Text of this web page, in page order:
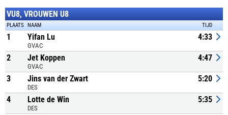
VU8, VROUWEN U8
PLAATS NAAM TIJD
1 Yifan Lu
GVAC
4:33
2 Jet Koppen
GVAC
4:47
3 Jins van der Zwart
DES
5:20
4 Lotte de Win
DES
5:35